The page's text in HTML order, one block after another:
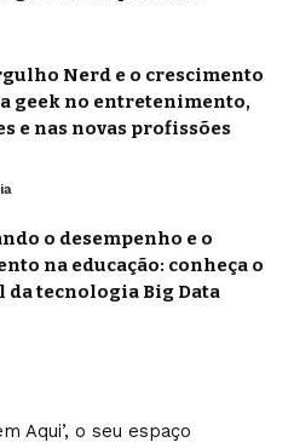
Nerd e o crescimento
geek no entretenimento,
e nas novas profissões
o desempenho e o
na educação: conheça o
da tecnologia Big Data
Aqui’, o seu espaço